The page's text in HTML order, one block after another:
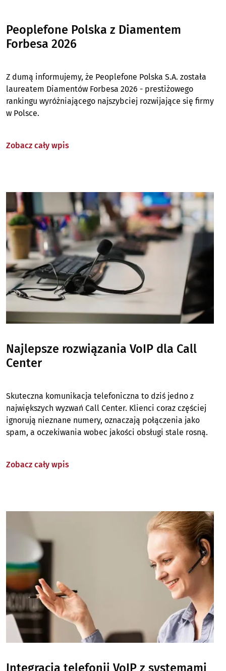
Peoplefone Polska z Diamentem
Forbesa 2026
Z dumą informujemy, że Peoplefone Polska S.A. została
laureatem Diamentów Forbesa 2026 - prestiżowego
rankingu wyróżniającego najszybciej rozwijające się firmy
w Polsce.
Zobacz cały wpis
Image
Najlepsze rozwiązania VoIP dla Call
Center
Skuteczna komunikacja telefoniczna to dziś jedno z
największych wyzwań Call Center. Klienci coraz częściej
ignorują nieznane numery, oznaczają połączenia jako
spam, a oczekiwania wobec jakości obsługi stale rosną.
Zobacz cały wpis